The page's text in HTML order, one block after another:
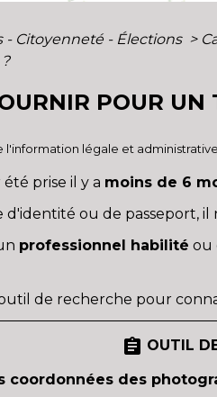
- Citoyenneté - Élections >
POUR
l'information légale et
prise il y a moins de 6
ou de passeport, il
professionnel habilité ou
de recherche pour
assignment OUTIL
coordonnées des